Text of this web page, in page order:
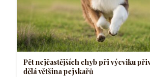
Pět nejčastějších chyb při výcviku
dělá většina pejskařů